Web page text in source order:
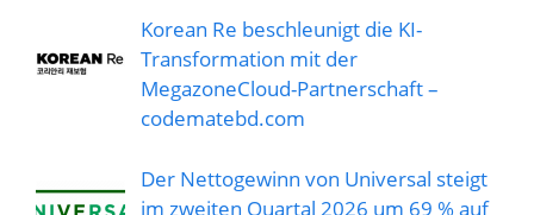
Korean Re beschleunigt die KI-
Transformation mit der
MegazoneCloud-Partnerschaft –
codematebd.com
Der Nettogewinn von Universal steigt
im zweiten Quartal 2026 um 69 % auf